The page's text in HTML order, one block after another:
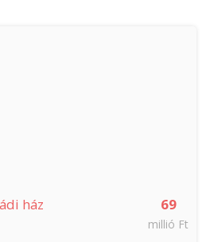
69
millió Ft
ház